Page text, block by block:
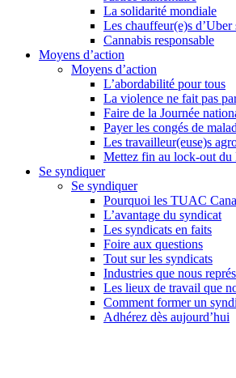
La solidarité mondiale
Les chauffeur(e)s d’Uber
Cannabis responsable
Moyens d’action
Moyens d’action
L’abordabilité pour tous
La violence ne fait pas
Faire de la Journée
Payer les congés de
Les travailleur(euse)s
Mettez fin au lock-out du
Se syndiquer
Se syndiquer
Pourquoi les TUAC
L’avantage du syndicat
Les syndicats en faits
Foire aux questions
Tout sur les syndicats
Industries que nous
Les lieux de travail que
Comment former un
Adhérez dès aujourd’hui